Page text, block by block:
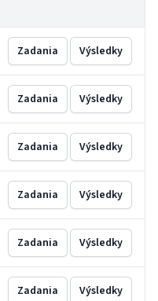
Zadania Výsledky
Zadania Výsledky
Zadania Výsledky
Zadania Výsledky
Zadania Výsledky
Zadania Výsledky